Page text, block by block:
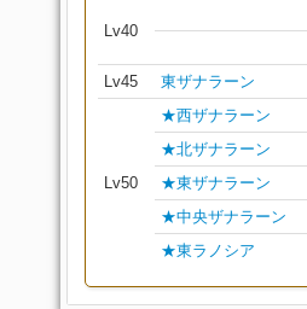
Lv40
Lv45
東ザナラーン
Lv50
★西ザナラーン
★北ザナラーン
★東ザナラーン
★中央ザナラーン
★東ラノシア